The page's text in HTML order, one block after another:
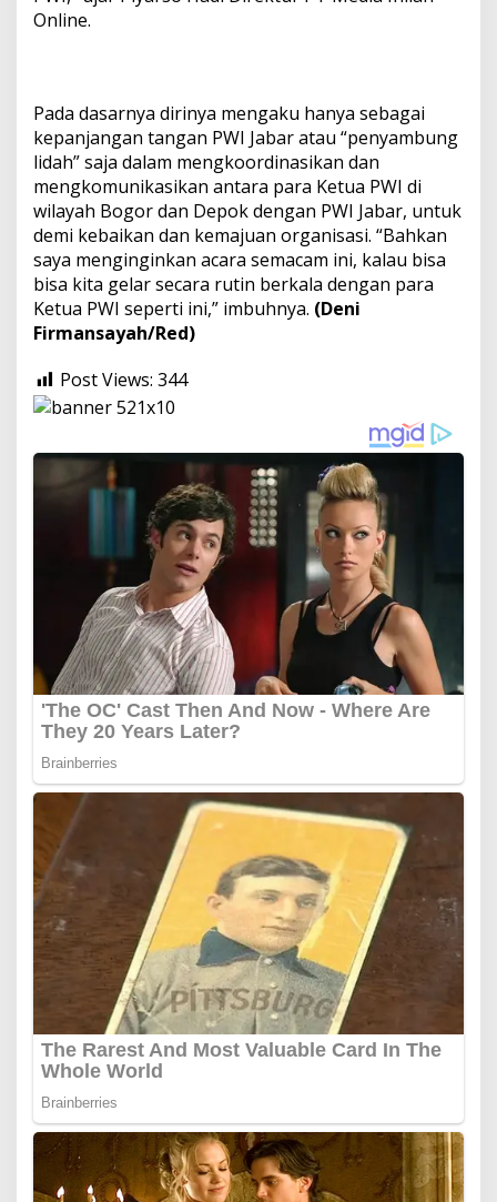
Online.
Pada dasarnya dirinya mengaku hanya sebagai
kepanjangan tangan PWI Jabar atau “penyambung
lidah” saja dalam mengkoordinasikan dan
mengkomunikasikan antara para Ketua PWI di
wilayah Bogor dan Depok dengan PWI Jabar, untuk
demi kebaikan dan kemajuan organisasi. “Bahkan
saya menginginkan acara semacam ini, kalau bisa
bisa kita gelar secara rutin berkala dengan para
Ketua PWI seperti ini,” imbuhnya. (Deni
Firmansayah/Red)
Post Views: 344